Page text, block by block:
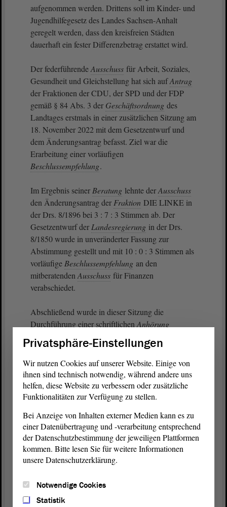
aufgenommen werden. Drittens soll im Kinder- und
Jugendhilfegesetz des Landes Sachsen-Anhalt
geregelt werden, dass den kreisfreien Städten
dauerhaft ein fester Differenzbetrag erstattet wird.
Der federführendeAusschuss für Arbeit, Soziales,
Gesundheit und Gleichstellung hat sich aufAntrag
der Fraktionen der CDU, der SPD und der FDP
gemäß § 84 Abs. 3 der Geschäftsordnung des
Landtages erstmals in einer zusätzlichen Sitzung am
18. November 2022 mit dem Gesetzentwurf und
dem Änderungsantrag befasst. Ziel war die
Erarbeitung einer vorläufigen
Beschlussempfehlung.
Im Ergebnis seiner Beratung lehnte derAusschuss
den Änderungsantrag der Fraktion DIE LINKE in
der Drs. 8/1896 bei 3 : 7 : 3 Stimmen ab. Der
Gesetzentwurf der Landesregierung in der Drs.
8/1850 wurde in unveränderter Fassung zur
Abstimmung gestellt und mit 10 : 0 : 3 Stimmen als
vorläufige Beschlussempfehlung an den
mitberatenden Ausschuss für Finanzen
verabschiedet.
Abschließend wurde in dieser Sitzung die
Durchführung einer schriftlichen Anhörung
die Liga der Freien Wohlfahrtspflege, der Kinder-
und Jugendring, der Kitafachkräfteverband sowie
die Landeselternvertretung wurden um eine
schriftliche Stellungnahme gebeten.
Finanzen am 24. November 2022 lagen bereits alle
Stellungnahmen aus dem schriftlichen
Anhörungsverfahren vor. Dafür möchte ich mich im
Namen des Ausschusses für Arbeit, Soziales,
auf diesem Wege nochmals ausdrücklich bedanken.
Privatsphäre-Einstellungen
Wir nutzen Cookies auf unserer Website. Einige von
ihnen sind technisch notwendig, während andere uns
helfen, diese Website zu verbessern oder zusätzliche
Funktionalitäten zur Verfügung zu stellen.
Bei Anzeige von Inhalten externer Medien kann es zu
einer Datenübertragung und -verarbeitung entsprechend
der Datenschutzbestimmung der jeweiligen Plattformen
kommen. Bitte lesen Sie für weitere Informationen
unsere Datenschutzerklärung.
Notwendige Cookies
Statistik